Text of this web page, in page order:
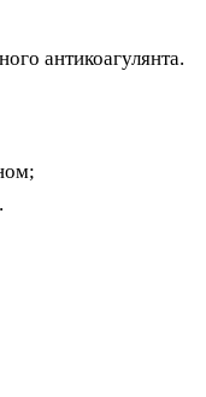
антикоагулянта.